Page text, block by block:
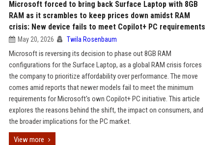
Microsoft forced to bring back Surface Laptop with 8GB
RAM as it scrambles to keep prices down amidst RAM
crisis: New device fails to meet Copilot+ PC requirements
May 20, 2026 Twila Rosenbaum
Microsoft is reversing its decision to phase out 8GB RAM
configurations for the Surface Laptop, as a global RAM crisis forces
the company to prioritize affordability over performance. The move
comes amid reports that newer models fail to meet the minimum
requirements for Microsoft's own Copilot+ PC initiative. This article
explores the reasons behind the shift, the impact on consumers, and
the broader implications for the PC market.
View more